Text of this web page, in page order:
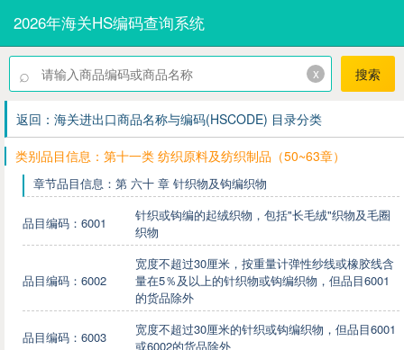
2026年海关HS编码查询系统
⌕ x 搜索
返回：海关进出口商品名称与编码(HSCODE) 目录分类
类别品目信息：第十一类 纺织原料及纺织制品（50~63章）
章节品目信息：第 六十 章 针织物及钩编织物
品目编码：6001
针织或钩编的起绒织物，包括"长毛绒"织物及毛圈
织物
品目编码：6002
宽度不超过30厘米，按重量计弹性纱线或橡胶线含
量在5％及以上的针织物或钩编织物，但品目6001
的货品除外
品目编码：6003
宽度不超过30厘米的针织或钩编织物，但品目6001
或6002的货品除外